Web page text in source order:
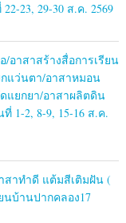
23, 29-30 ส.ค. 2569
/อาสาสร้างสื่อการเรียน
แว่นตา/อาสาหมอน
แยกยา/อาสาผลิตดิน
1-2, 8-9, 15-16 ส.ค.
สาทำดี แต้มสีเติมฝัน (
นบ้านปากคลอง17